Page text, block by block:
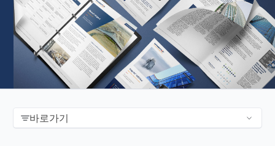
바로가기